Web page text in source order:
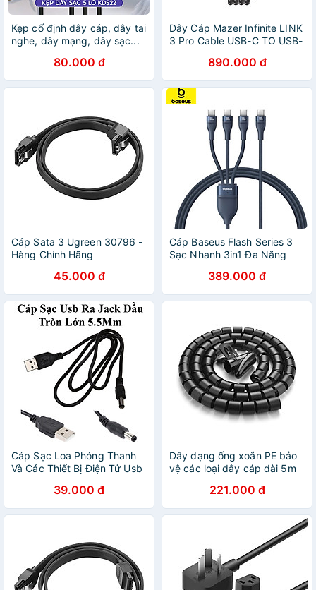
Kẹp cố định dây cáp, dây tai
nghe, dây mạng, dây sạc...
Màu ĐEN - Hàng chính hãng
80.000 đ
Dây Cáp Mazer Infinite LINK
3 Pro Cable USB-C TO USB-
USB-C,dành cho Sạc và
đồng bộ hóa điện thoại
Hàng Chính Hãng
890.000 đ
Cáp Sata 3 Ugreen 30796 -
Hàng Chính Hãng
45.000 đ
Cáp Baseus Flash Series 3
Sạc Nhanh 3in1 Đa Năng
C ) dài 1.5M- Hàng Chính
Hãng
389.000 đ
Cáp Sạc Loa Phóng Thanh
Và Các Thiết Bị Điện Tử Usb
5.5Mm Dài 1M39.000 đ
Dây dạng ống xoắn PE bảo
vệ các loại dây cáp dài 5m
ACC30820LP121 Hàng
chính hãng
221.000 đ